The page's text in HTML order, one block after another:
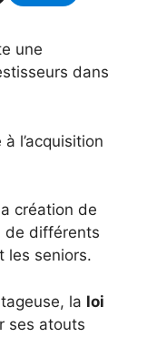
une
dans
l’acquisition
création de
de différents
les seniors.
la loi
ses atouts